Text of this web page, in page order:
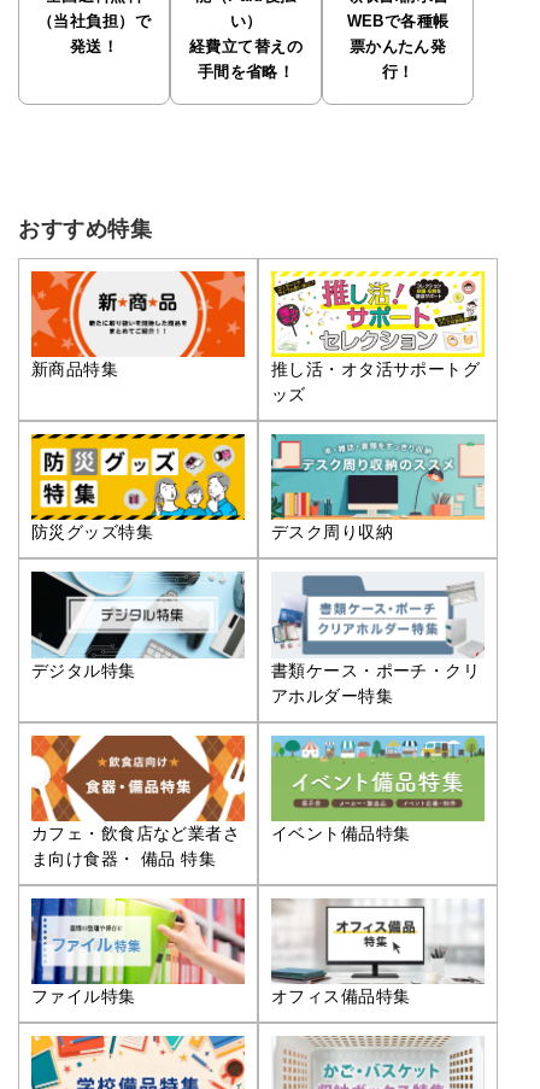
（当社負担）で
発送！
い）
経費立て替えの
手間を省略！
WEBで各種帳
票かんたん発
行！
おすすめ特集
新商品特集
推し活・オタ活サポートグ
ッズ
防災グッズ特集 デスク周り収納
デジタル特集
書類ケース・ポーチ・クリ
アホルダー特集
カフェ・飲食店など業者さ
ま向け食器・ 備品 特集
イベント備品特集
ファイル特集 オフィス備品特集